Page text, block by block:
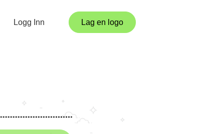
Logg Inn Lag en logo